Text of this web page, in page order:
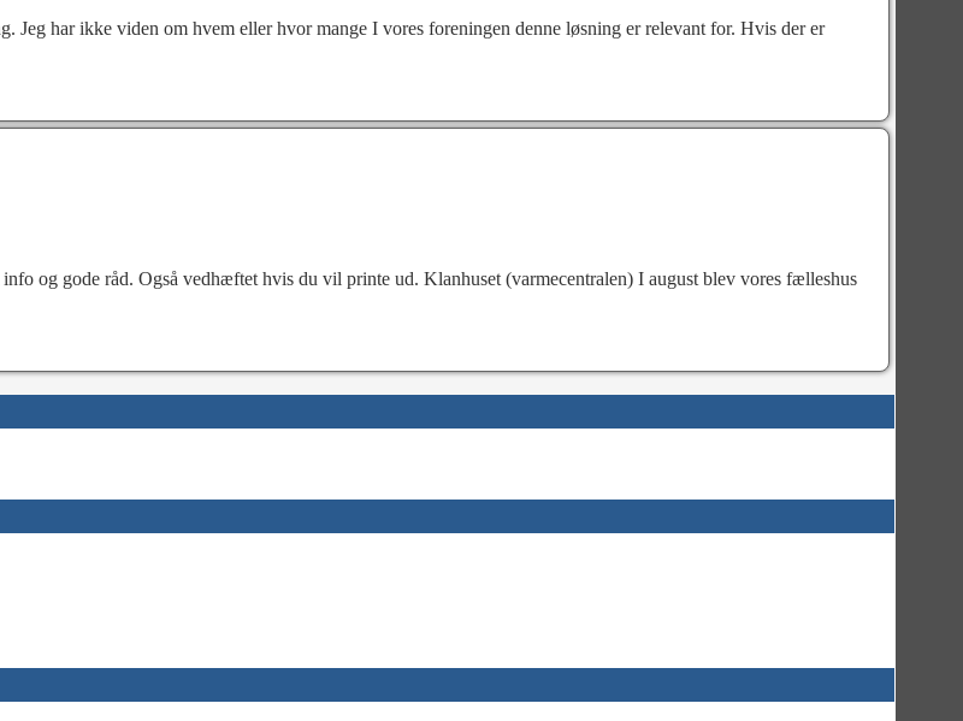
har ikke viden om hvem eller hvor mange I vores foreningen denne løsning er relevant for. Hvis der er
og gode råd. Også vedhæftet hvis du vil printe ud. Klanhuset (varmecentralen) I august blev vores fælleshus